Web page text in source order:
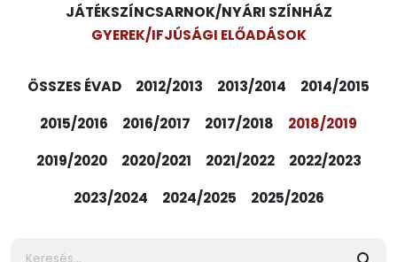
JÁTÉKSZÍNCSARNOK/NYÁRI SZÍNHÁZ
GYEREK/IFJÚSÁGI ELŐADÁSOK
ÖSSZES ÉVAD 2012/2013 2013/2014
2014/2015
2015/2016
2016/2017 2017/2018
2018/2019
2019/2020
2020/2021 2021/2022
2022/2023
2023/2024
2024/2025 2025/2026